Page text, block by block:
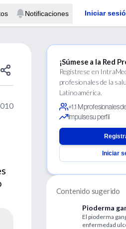
Notificaciones Iniciar
¡Súmese a la Red
Regístrese en
profesionales de la
Latinoamérica.
+1.1 M profesionales
Impulse su perfil
Iniciar
Contenido sugerido
Pioderma
mama
El pioderma
enfermedad